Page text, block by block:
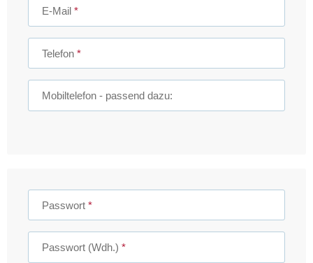
E-Mail
Telefon
Mobiltelefon - passend dazu:
Passwort
Passwort (Wdh.)